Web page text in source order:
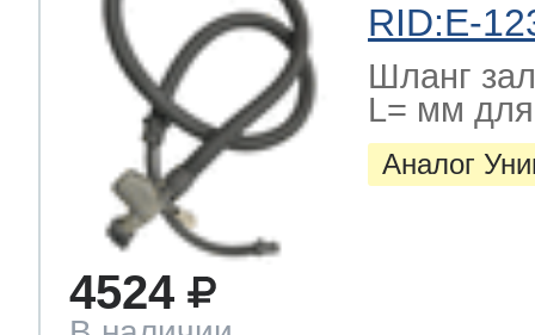
RID:E-
Шланг
L= мм
Аналог
4524